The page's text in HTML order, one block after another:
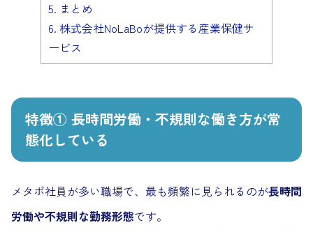
5. まとめ
6. 株式会社NoLaBoが提供する産業保健サ
ービス
特徴① 長時間労働・不規則な働き方が常
態化している
メタボ社員が多い職場で、最も頻繁に見られるのが長時間
労働や不規則な勤務形態です。